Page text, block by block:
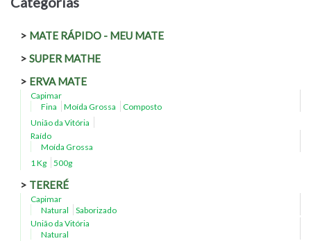
MATE RÁPIDO - MEU MATE
SUPER MATHE
ERVA MATE
Capimar
Fina
Moída Grossa
Composto
União da Vitória
Raído
Moída Grossa
1 Kg
500g
TERERÉ
Capimar
Natural
Saborizado
União da Vitória
Natural